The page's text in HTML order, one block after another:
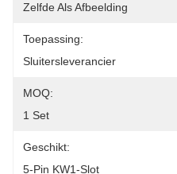
Zelfde Als Afbeelding
Toepassing:
Sluitersleverancier
MOQ:
1 Set
Geschikt:
5-Pin KW1-Slot